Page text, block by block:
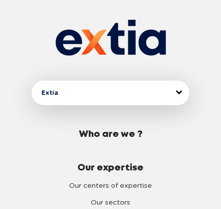
Extia
Who are we ?
Our expertise
Our centers of expertise
Our sectors